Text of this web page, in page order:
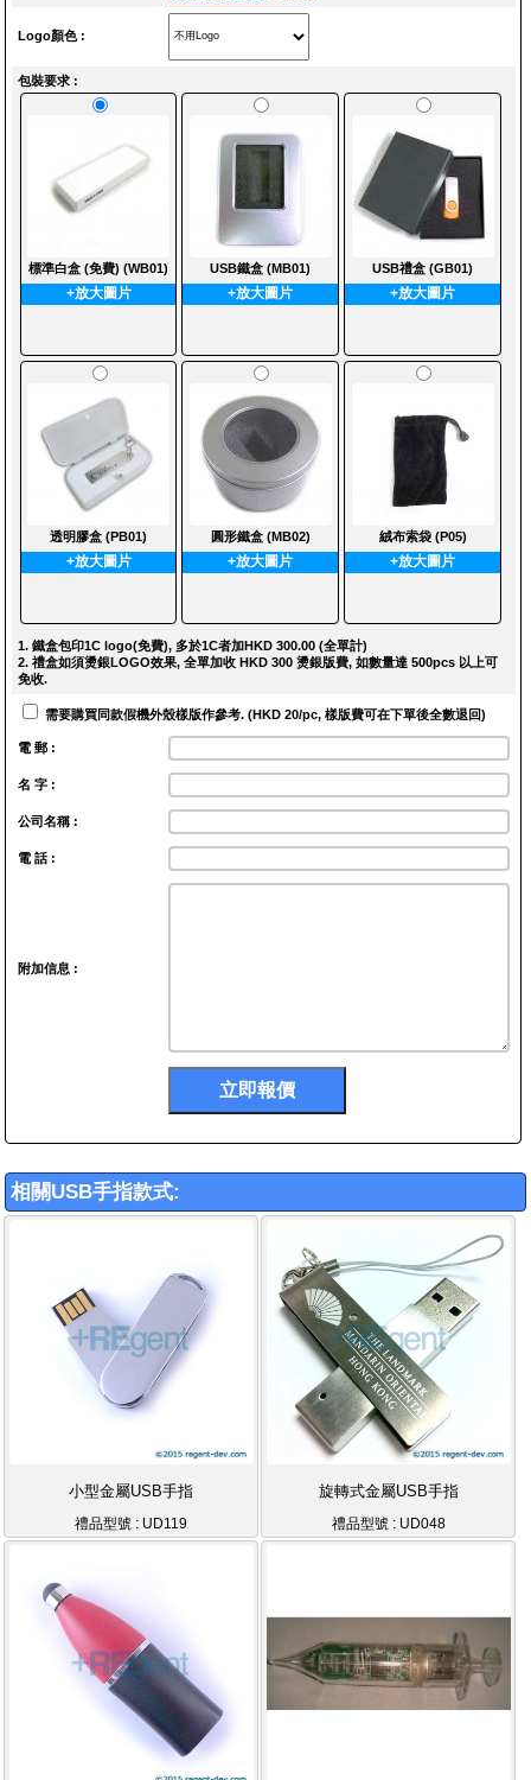
Logo顏色 :
包裝要求 :
標準白盒 (免費) (WB01)
+放大圖片
USB鐵盒 (MB01)
+放大圖片
USB禮盒 (GB01)
+放大圖片
透明膠盒 (PB01)
+放大圖片
圓形鐵盒 (MB02)
+放大圖片
絨布索袋 (P05)
+放大圖片
1. 鐵盒包印1C logo(免費), 多於1C者加HKD 300.00 (全單計)
2. 禮盒如須燙銀LOGO效果, 全單加收 HKD 300 燙銀版費, 如數量達 500pcs 以上可
免收.
需要購買同款假機外殼樣版作參考. (HKD 20/pc, 樣版費可在下單後全數退回)
電 郵 :
名 字 :
公司名稱 :
電 話 :
附加信息 :
相關USB手指款式:
小型金屬USB手指
禮品型號 : UD119
旋轉式金屬USB手指
禮品型號 : UD048